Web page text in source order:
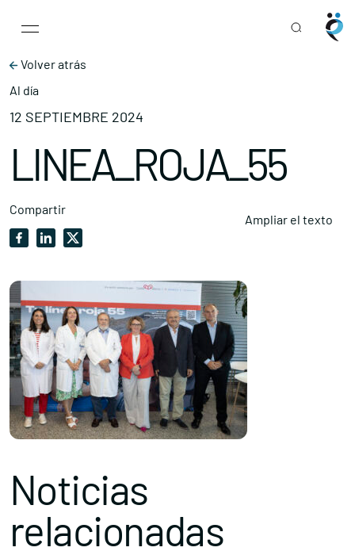
Main Navigation
Volver atrás
Al día
12 SEPTIEMBRE 2024
LINEA_ROJA_55
Compartir
Ampliar el texto
Noticias
relacionadas